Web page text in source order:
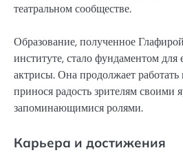
театральном сообществе.
Образование, полученное
институте, стало фундаментом
актрисы. Она продолжает
принося радость зрителям своими
запоминающимися ролями.
Карьера и достижения